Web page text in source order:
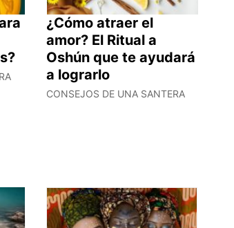
¿Cómo atraer el
amor? El Ritual a
Oshún que te ayudará
a lograrlo
CONSEJOS DE UNA SANTERA